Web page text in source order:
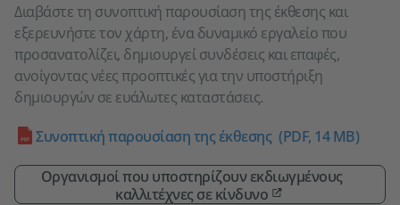
Διαβάστε τη συνοπτική παρουσίαση της έκθεσης και
εξερευνήστε τον χάρτη, ένα δυναμικό εργαλείο που
προσανατολίζει, δημιουργεί συνδέσεις και επαφές,
ανοίγοντας νέες προοπτικές για την υποστήριξη
δημιουργών σε ευάλωτες καταστάσεις.
Συνοπτική παρουσίαση της έκθεσης (PDF, 14 MB)
Οργανισμοί που υποστηρίζουν εκδιωγμένους
καλλιτέχνες σε κίνδυνο